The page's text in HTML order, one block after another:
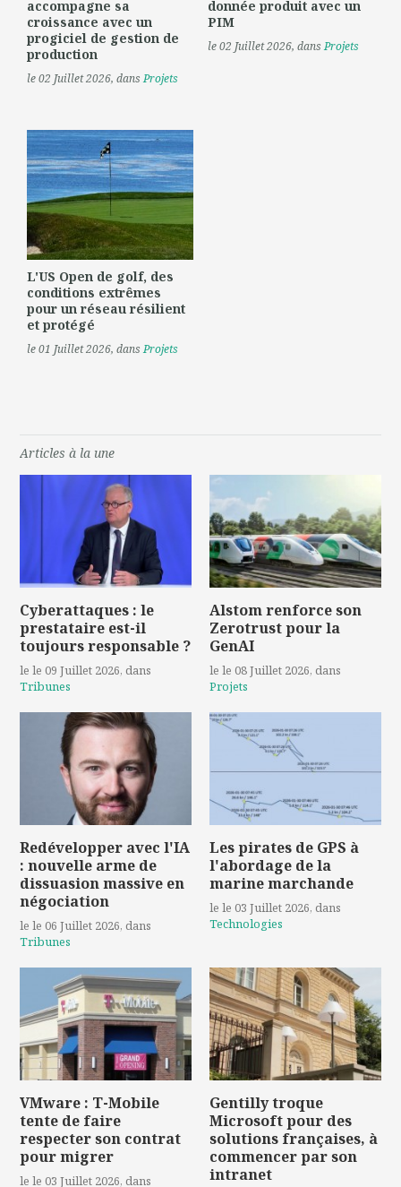
accompagne sa
croissance avec un
progiciel de gestion de
production
le 02 Juillet 2026, dansProjets
donnée produit avec un
PIM
le 02 Juillet 2026, dansProjets
L'US Open de golf, des
conditions extrêmes
pour un réseau résilient
et protégé
le 01 Juillet 2026, dansProjets
Articles à la une
Cyberattaques : le
prestataire est-il
toujours responsable ?
le le 09 Juillet 2026, dans
Tribunes
Alstom renforce son
Zerotrust pour la
GenAI
le le 08 Juillet 2026, dans
Projets
Redévelopper avec l'IA
: nouvelle arme de
dissuasion massive en
négociation
le le 06 Juillet 2026, dans
Tribunes
Les pirates de GPS à
l'abordage de la
marine marchande
le le 03 Juillet 2026, dans
Technologies
VMware : T-Mobile
tente de faire
respecter son contrat
pour migrer
le le 03 Juillet 2026, dans
Gentilly troque
Microsoft pour des
solutions françaises, à
commencer par son
intranet